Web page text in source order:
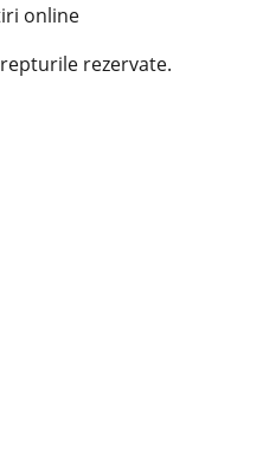
online
rezervate.